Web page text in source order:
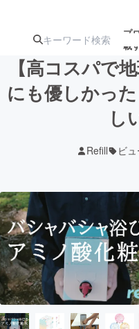
プ
載
注目の
テクノロジー・
映像・映画
ビジネス・起業
【高コスパで
にも優しかっ
し
Refill ビ